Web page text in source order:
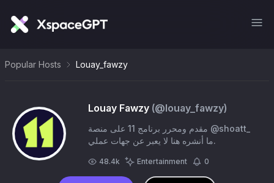
Popular Hosts Louay_fawzy
Louay Fawzy (@louay_fawzy)
مقدم ومحرر برنامج 11 على منصة @shoatt_
ما أنشره هنا لا يعبر عن جهات عملي.
48.4k Entertainment 0